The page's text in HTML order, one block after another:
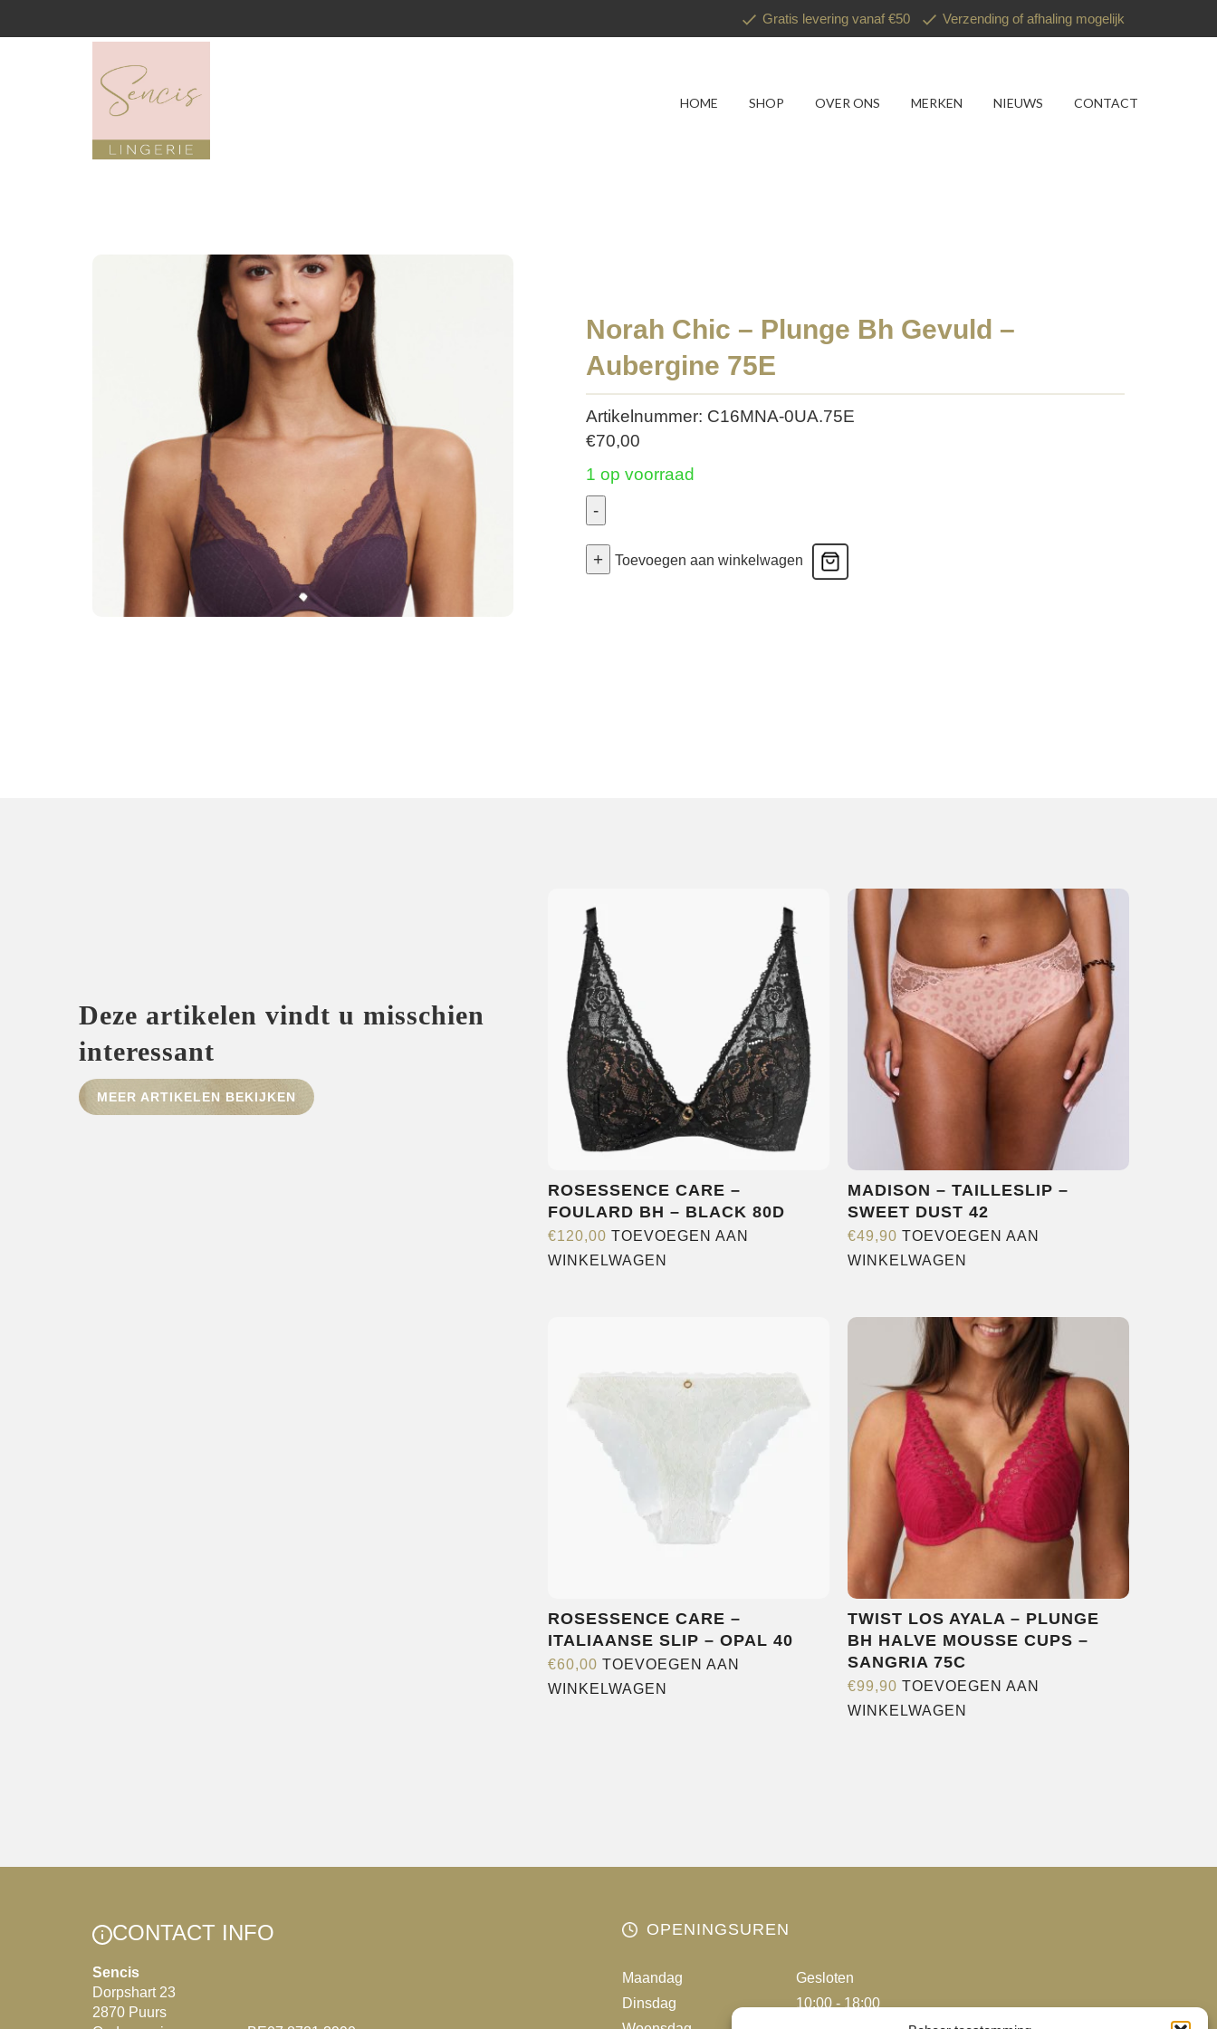
Gratis levering vanaf €50 Verzending of afhaling mogelijk
HOME SHOP OVER ONS MERKEN NIEUWS CONTACT
Norah Chic – Plunge Bh Gevuld –
Aubergine 75E
Artikelnummer: C16MNA-0UA.75E
€70,00
1 op voorraad
-
Chic
+ Toevoegen aan winkelwagen
Deze artikelen vindt u misschien
interessant
MEER ARTIKELEN BEKIJKEN
ROSESSENCE CARE –
FOULARD BH – BLACK 80D
€120,00 TOEVOEGEN AAN
WINKELWAGEN
MADISON – TAILLESLIP –
SWEET DUST 42
€49,90 TOEVOEGEN AAN
WINKELWAGEN
ROSESSENCE CARE –
ITALIAANSE SLIP – OPAL 40
€60,00 TOEVOEGEN AAN
WINKELWAGEN
TWIST LOS AYALA – PLUNGE
BH HALVE MOUSSE CUPS –
SANGRIA 75C
€99,90 TOEVOEGEN AAN
WINKELWAGEN
CONTACT INFO
Sencis
Dorpshart 23
2870 Puurs
OPENINGSUREN
Maandag
Gesloten
Dinsdag
10:00 - 18:00